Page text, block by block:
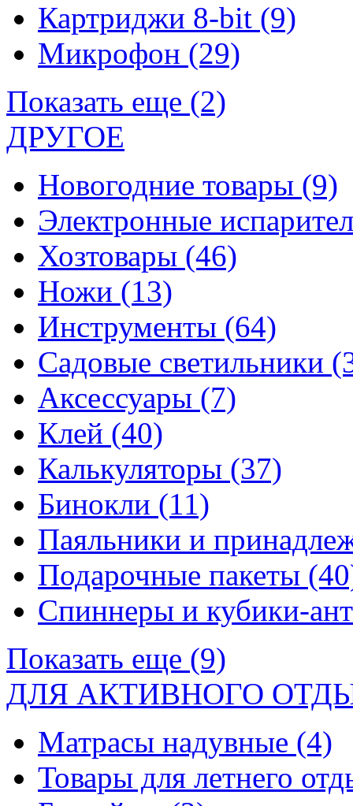
Картриджи 8-bit (9)
Микрофон (29)
Показать еще (2)
ДРУГОЕ
Новогодние товары (9)
Электронные
Хозтовары (46)
Ножи (13)
Инструменты (64)
Садовые светильники
Аксессуары (7)
Клей (40)
Калькуляторы (37)
Бинокли (11)
Паяльники и
Подарочные пакеты
Спиннеры и кубики-
Показать еще (9)
ДЛЯ АКТИВНОГО
Матрасы надувные (4)
Товары для летнего